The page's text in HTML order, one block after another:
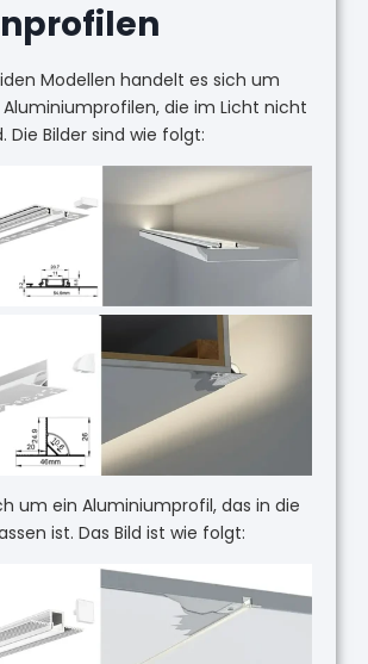
Modellen handelt es sich um
die im Licht nicht
Die Bilder sind wie folgt:
um ein Aluminiumprofil, das in die
ist. Das Bild ist wie folgt: